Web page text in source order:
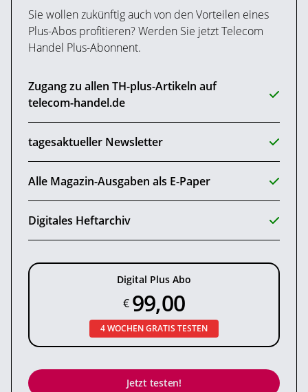
Sie wollen zukünftig auch von den Vorteilen eines
Plus-Abos profitieren? Werden Sie jetzt Telecom
Handel Plus-Abonnent.
Zugang zu allen TH-plus-Artikeln auf
telecom-handel.de
tagesaktueller Newsletter
Alle Magazin-Ausgaben als E-Paper
Digitales Heftarchiv
Digital Plus Abo
€ 99,00
4 WOCHEN GRATIS TESTEN
Jetzt testen!